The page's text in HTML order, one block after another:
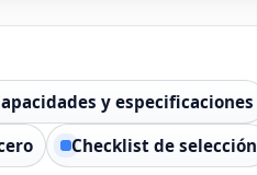
y especificaciones
Checklist de selección